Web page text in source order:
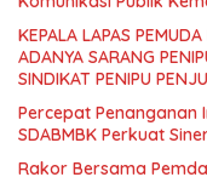
KEPALA LAPAS
ADANYA SARANG
SINDIKAT PENIPU
Percepat Penanganan
SDABMBK Perkuat
Rakor Bersama